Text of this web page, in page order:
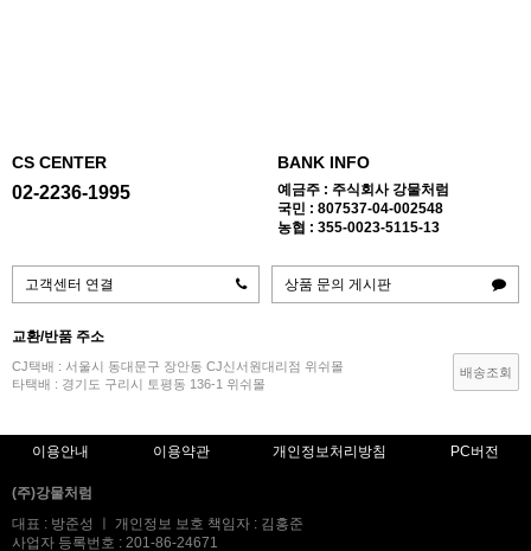
CS CENTER
02-2236-1995
BANK INFO
예금주 : 주식회사 강물처럼
국민 : 807537-04-002548
농협 : 355-0023-5115-13
고객센터 연결 상품 문의 게시판
교환/반품 주소
CJ택배 : 서울시 동대문구 장안동 CJ신서원대리점 위쉬몰
타택배 : 경기도 구리시 토평동 136-1 위쉬몰
배송조회
이용안내 이용약관 개인정보처리방침 PC버전
(주)강물처럼
대표 : 방준성 ㅣ 개인정보 보호 책임자 : 김홍준
사업자 등록번호 : 201-86-24671